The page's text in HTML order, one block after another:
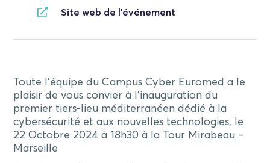
Site web de l'événement
Toute l’équipe du Campus Cyber Euromed a le
plaisir de vous convier à l’inauguration du
premier tiers-lieu méditerranéen dédié à la
cybersécurité et aux nouvelles technologies, le
22 Octobre 2024 à 18h30 à la Tour Mirabeau –
Marseille